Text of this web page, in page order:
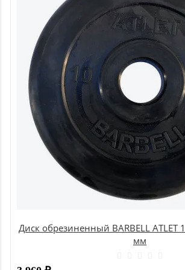
Диск обрезиненный BARBELL ATLET
мм